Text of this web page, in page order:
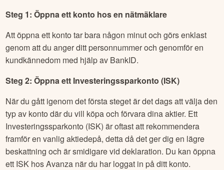
Steg 1: Öppna ett konto hos en nätmäklare
Att öppna ett konto tar bara någon minut och görs enklast
genom att du anger ditt personnummer och genomför en
kundkännedom med hjälp av BankID.
Steg 2: Öppna ett Investeringssparkonto (ISK)
När du gått igenom det första steget är det dags att välja den
typ av konto där du vill köpa och förvara dina aktier. Ett
Investeringssparkonto (ISK) är oftast att rekommendera
framför en vanlig aktiedepå, detta då det ger dig en lägre
beskattning och är smidigare vid deklaration. Du kan öppna
ett ISK hos Avanza när du har loggat in på ditt konto.